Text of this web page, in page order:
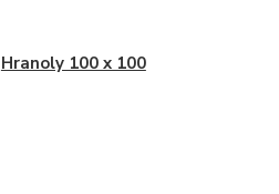
Hranoly 100 x 100